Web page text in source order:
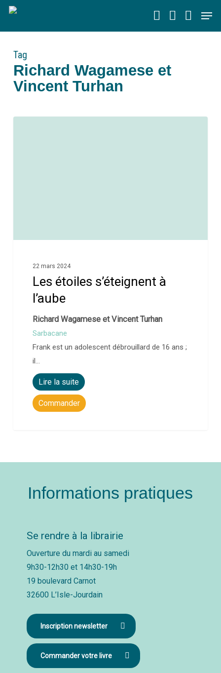
Skip
main
Tag
Richard Wagamese et
Vincent Turhan
22 mars 2024
Les étoiles s’éteignent à
l’aube
Richard Wagamese et Vincent Turhan
Sarbacane
Frank est un adolescent débrouillard de 16 ans ;
il…
Lire la suite
Commander
Informations pratiques
Se rendre à la librairie
Ouverture du mardi au samedi
9h30-12h30 et 14h30-19h
19 boulevard Carnot
32600 L’Isle-Jourdain
Inscription newsletter
Commander votre livre